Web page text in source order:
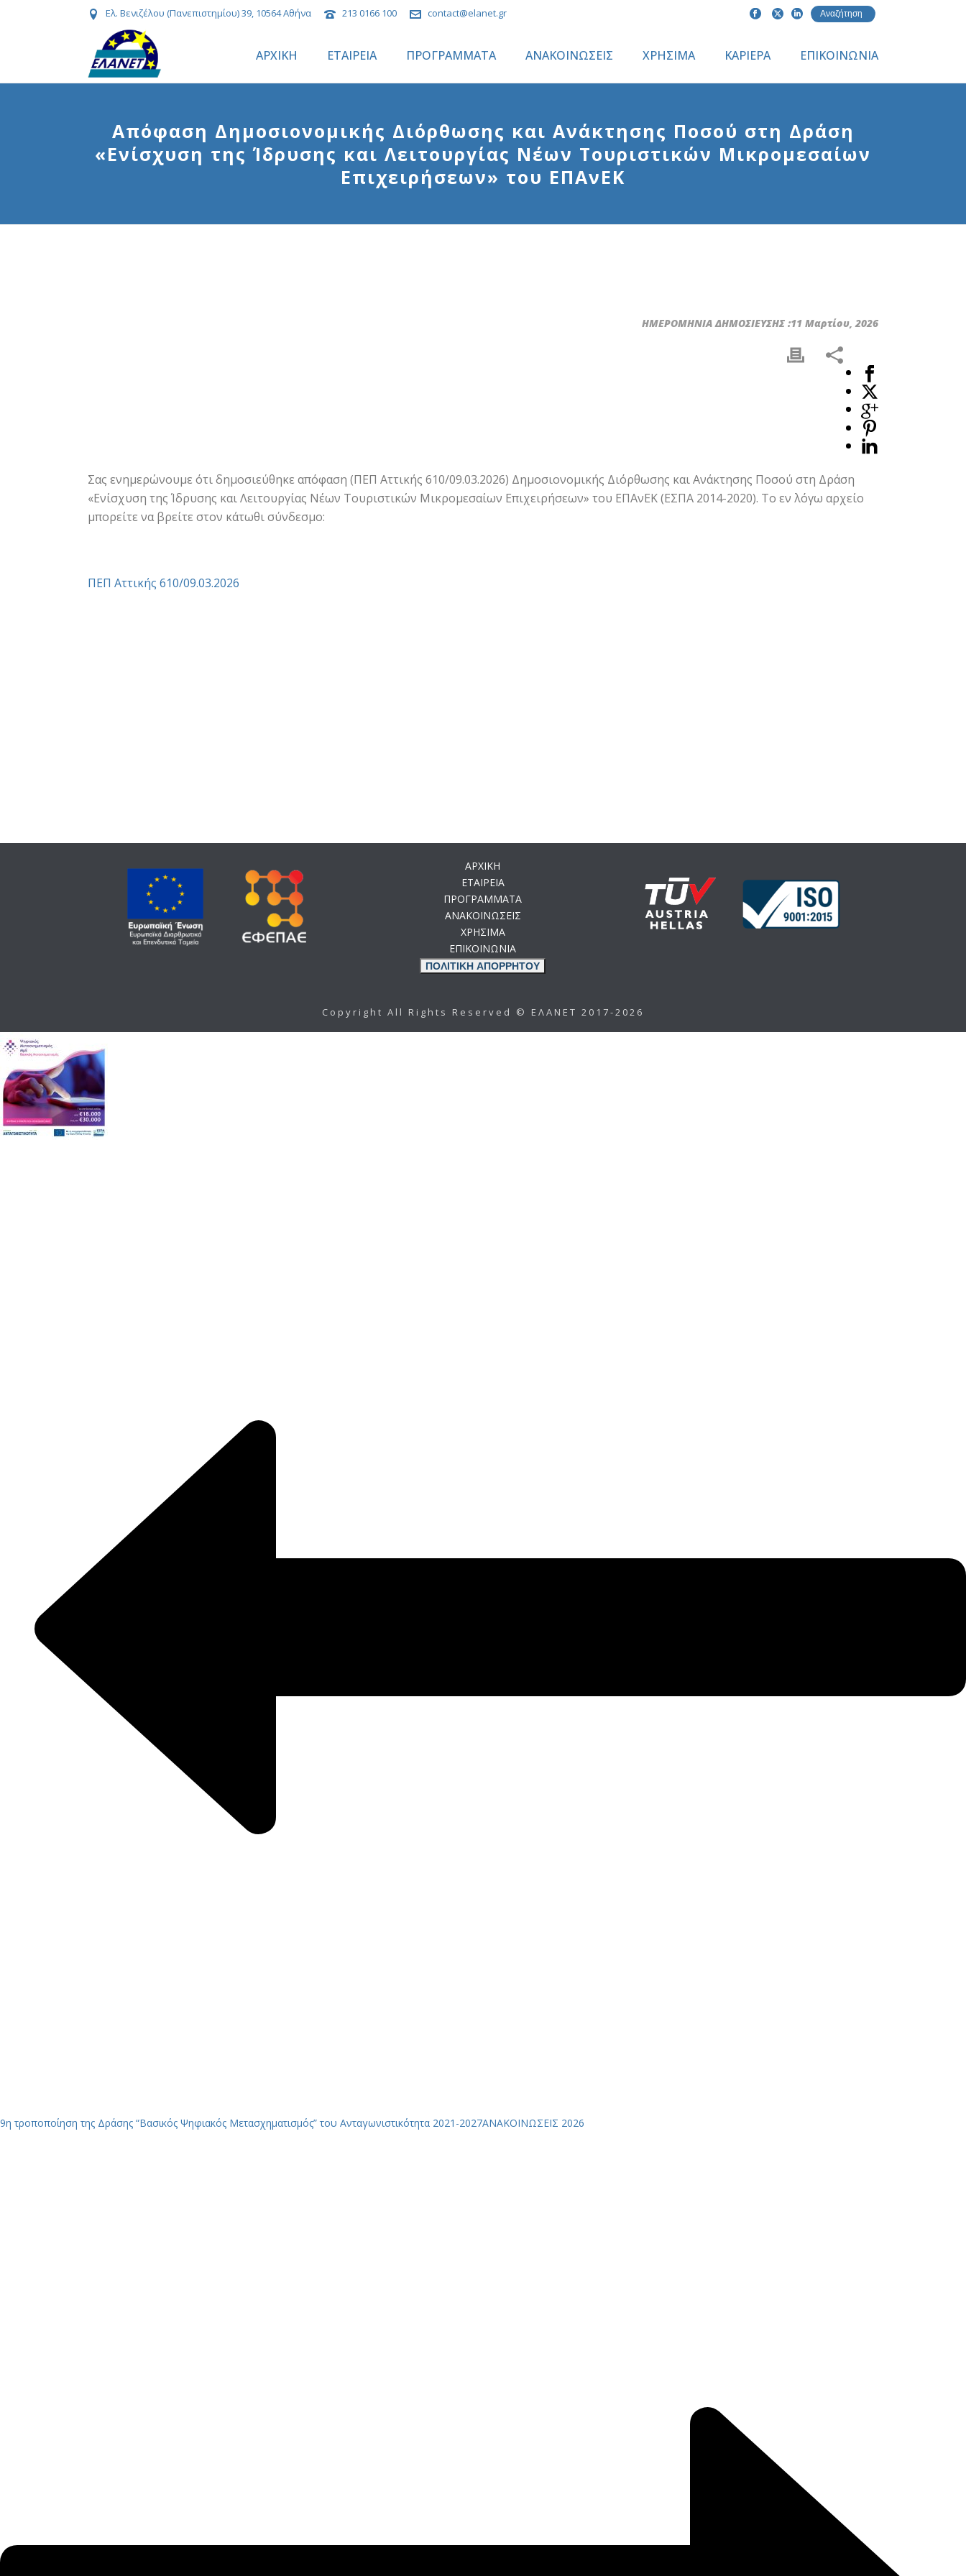
Ελ. Βενιζέλου (Πανεπιστημίου) 39, 10564 Αθήνα 213 0166 100 contact@elanet.gr
ΑΡΧΙΚΗ ΕΤΑΙΡΕΙΑ ΠΡΟΓΡΑΜΜΑΤΑ ΑΝΑΚΟΙΝΩΣΕΙΣ ΧΡΗΣΙΜΑ ΚΑΡΙΕΡΑ ΕΠΙΚΟΙΝΩΝΙΑ
Απόφαση Δημοσιονομικής Διόρθωσης και Ανάκτησης Ποσού στη Δράση
«Ενίσχυση της Ίδρυσης και Λειτουργίας Νέων Τουριστικών Μικρομεσαίων
Επιχειρήσεων» του ΕΠΑνΕΚ
ΗΜΕΡΟΜΗΝΙΑ ΔΗΜΟΣΙΕΥΣΗΣ :11 Μαρτίου, 2026
Σας ενημερώνουμε ότι δημοσιεύθηκε απόφαση (ΠΕΠ Αττικής 610/09.03.2026) Δημοσιονομικής Διόρθωσης και Ανάκτησης Ποσού στη Δράση
«Ενίσχυση της Ίδρυσης και Λειτουργίας Νέων Τουριστικών Μικρομεσαίων Επιχειρήσεων» του ΕΠΑνΕΚ (ΕΣΠΑ 2014-2020). Το εν λόγω αρχείο
μπορείτε να βρείτε στον κάτωθι σύνδεσμο:
ΠΕΠ Αττικής 610/09.03.2026
ΑΡΧΙΚΗ
ΕΤΑΙΡΕΙΑ
ΠΡΟΓΡΑΜΜΑΤΑ
ΑΝΑΚΟΙΝΩΣΕΙΣ
ΧΡΗΣΙΜΑ
ΕΠΙΚΟΙΝΩΝΙΑ
ΠΟΛΙΤΙΚΗ ΑΠΟΡΡΗΤΟΥ
Copyright All Rights Reserved © ΕΛΑΝΕΤ 2017-2026
9η τροποποίηση της Δράσης “Βασικός Ψηφιακός Μετασχηματισμός” του Ανταγωνιστικότητα 2021-2027ΑΝΑΚΟΙΝΩΣΕΙΣ 2026